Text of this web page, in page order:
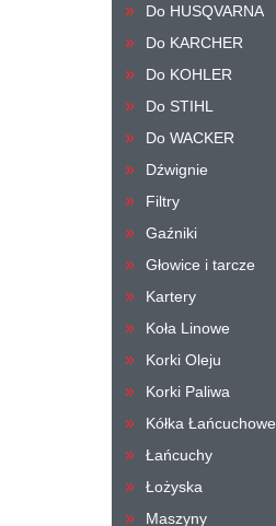
Do HUSQVARNA
Do KARCHER
Do KOHLER
Do STIHL
Do WACKER
Dźwignie
Filtry
Gaźniki
Głowice i tarcze
Kartery
Koła Linowe
Korki Oleju
Korki Paliwa
Kółka Łańcuchowe
Łańcuchy
Łożyska
Maszyny